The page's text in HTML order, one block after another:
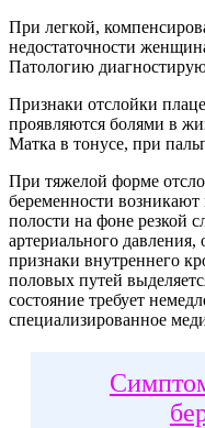
При легкой,
недостаточности
Патологию
Признаки отслойки
проявляются болями в
Матка в тонусе, при
При тяжелой форме
беременности
полости на фоне резкой
артериального
признаки внутреннего
половых путей
состояние требует
специализированное